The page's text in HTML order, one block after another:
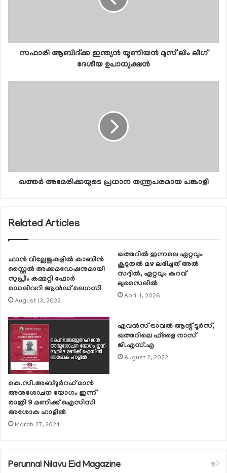
സഫാരി ആബിദ്ക്ക ഇന്ത്യന്‍ യൂണിയന്‍ മുസ് ലിം ലീഗ്
ദേശീയ ഉപാധ്യക്ഷന്‍
ഖത്തര്‍ അമേരിക്കയുടെ പ്രധാന തന്ത്രപരമായ പങ്കാളി
Related Articles
ഫാന്‍ വില്ലേജുകളില്‍ കാബിന്‍
സ്റ്റൈല്‍ അക്കമഡേഷനുമായി
സുപ്രീം കമ്മറ്റി ഫോര്‍
ഡെലിവറി ആന്‍ഡ് ലെഗസി
August 13, 2022
ഖത്തറില്‍ ഇന്നലെ ഏറ്റവും
കൂടുതല്‍ മഴ ലഭിച്ചത് അല്‍
സദ്ദില്‍, ഏറ്റവും കുറവ്
ലുസൈലില്‍
April 1, 2026
കെ.സി.അബ്ദുര്‍റഹ് മാന്‍
അനുശോചന യോഗം ഇന്ന്
രാത്രി 9 മണിക്ക് ഐസിസി
അശോക ഹാളില്‍
March 27, 2024
എവന്‍സ് ട്രാവല്‍ ആന്റ് ടൂര്‍സ്,
ഖത്തറിലെ ഫ്‌ളൈ നാസ്
ജി.എസ്.എ
August 2, 2022
Perunnal Nilavu Eid Magazine